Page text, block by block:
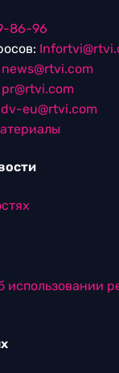
86-96
news@rtvi.com
pr@rtvi.com
eu@rtvi.com
использовании